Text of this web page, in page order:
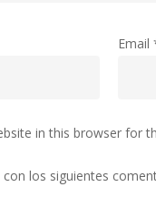
Email
in this browser for
los siguientes